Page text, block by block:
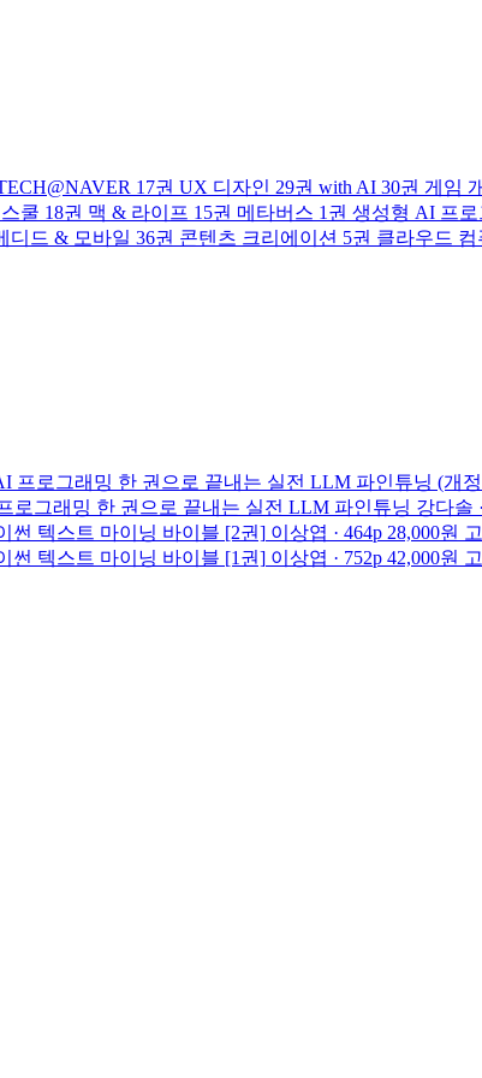
17권 UX 디자인 29권 with AI 30권 게임
쿨 18권 맥 & 라이프 15권 메타버스 1권 생성형 AI 프로
디드 & 모바일 36권 콘텐츠 크리에이션 5권 클라우드 컴
프로그래밍 한 권으로 끝내는 실전 LLM 파인튜닝 (개
로그래밍 한 권으로 끝내는 실전 LLM 파인튜닝 강다솔
썬 텍스트 마이닝 바이블 [2권] 이상엽 · 464p 28,000원
썬 텍스트 마이닝 바이블 [1권] 이상엽 · 752p 42,000원